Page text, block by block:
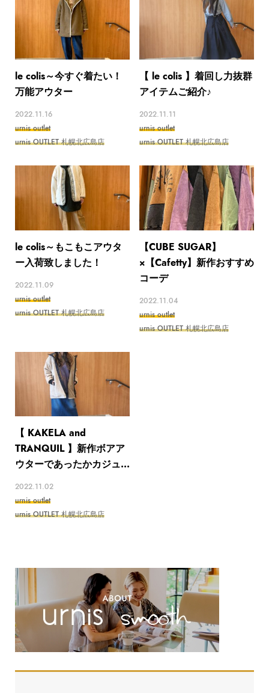
le colis～今すぐ着たい！
万能アウター
2022.11.16
urnis outlet
urnis OUTLET 札幌北広島店
【 le colis 】着回し力抜群
アイテムご紹介♪
2022.11.11
urnis outlet
urnis OUTLET 札幌北広島店
le colis～もこもこアウタ
ー入荷致しました！
2022.11.09
urnis outlet
urnis OUTLET 札幌北広島店
【CUBE SUGAR】
×【Cafetty】新作おすすめ
コーデ
2022.11.04
urnis outlet
urnis OUTLET 札幌北広島店
【 KAKELA and
TRANQUIL 】新作ボアア
ウターであったかカジュ...
2022.11.02
urnis outlet
urnis OUTLET 札幌北広島店